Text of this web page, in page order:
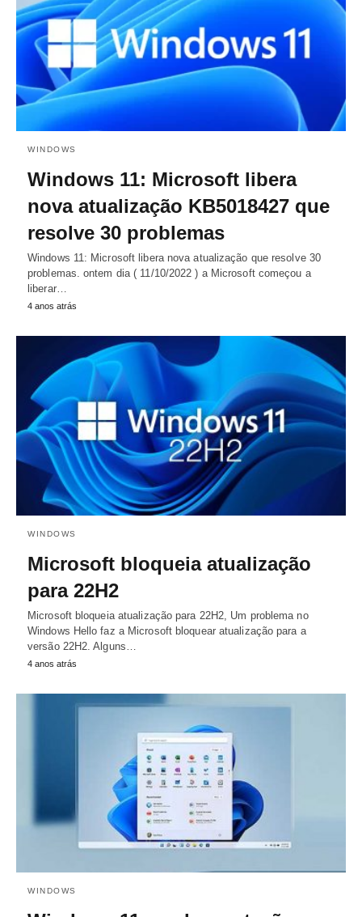
WINDOWS
Windows 11: Microsoft libera
nova atualização KB5018427 que
resolve 30 problemas
Windows 11: Microsoft libera nova atualização que resolve 30
problemas. ontem dia ( 11/10/2022 ) a Microsoft começou a
liberar…
4 anos atrás
WINDOWS
Microsoft bloqueia atualização
para 22H2
Microsoft bloqueia atualização para 22H2, Um problema no
Windows Hello faz a Microsoft bloquear atualização para a
versão 22H2. Alguns…
4 anos atrás
WINDOWS